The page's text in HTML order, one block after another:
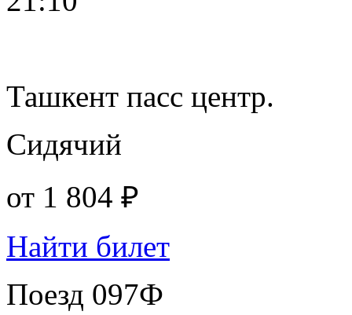
Ташкент пасс центр.
Сидячий
от 1 804 ₽
Найти билет
Поезд 097Ф